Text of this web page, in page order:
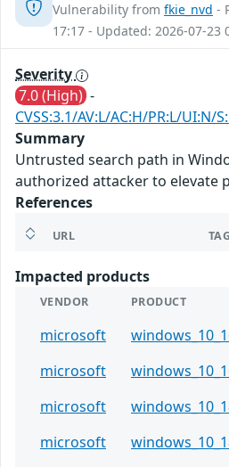
Vulnerability from fkie_nvd -
17:17 - Updated: 2026-07-23
Severity
7.0 (High) -
CVSS:3.1/AV:L/AC:H/PR:L/UI:N/
Summary
Untrusted search path in
authorized attacker to elevate
References
URL
Impacted products
VENDOR PRODUCT
microsoft
microsoft
microsoft
microsoft